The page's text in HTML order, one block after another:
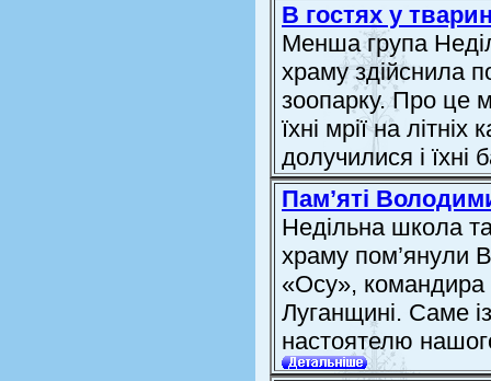
В гостях у
Менша група
храму здійснила
зоопарку. Про це
їхні мрії на
долучилися і їхні
Пам’яті
Недільна школа
храму пом’янули
«Осу», командира
Луганщині. Саме
настоятелю